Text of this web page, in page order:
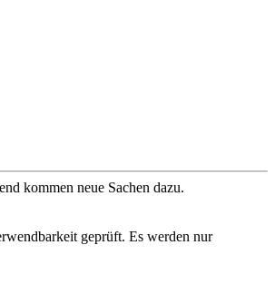
kommen neue Sachen dazu.
geprüft. Es werden nur